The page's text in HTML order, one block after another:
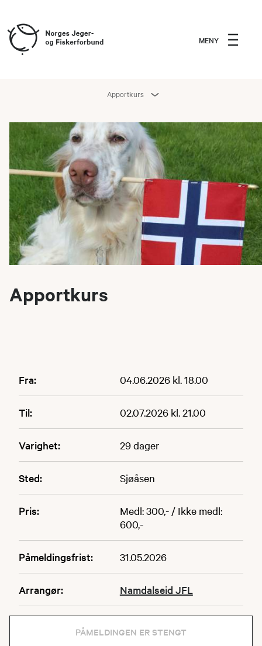
MENY
Apportkurs
Apportkurs
Fra: 04.06.2026 kl. 18.00
Til: 02.07.2026 kl. 21.00
Varighet: 29 dager
Sted: Sjøåsen
Pris:
Medl: 300,- / Ikke medl:
600,-
Påmeldingsfrist: 31.05.2026
Arrangør: Namdalseid JFL
PÅMELDINGEN ER STENGT